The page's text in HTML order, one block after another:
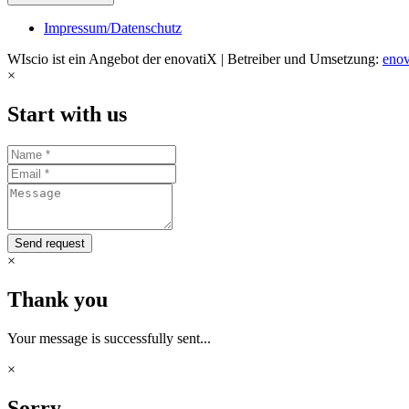
Impressum/Datenschutz
WIscio ist ein Angebot der enovatiX | Betreiber und Umsetzung:
×
Start with us
Send request
×
Thank you
Your message is successfully sent...
×